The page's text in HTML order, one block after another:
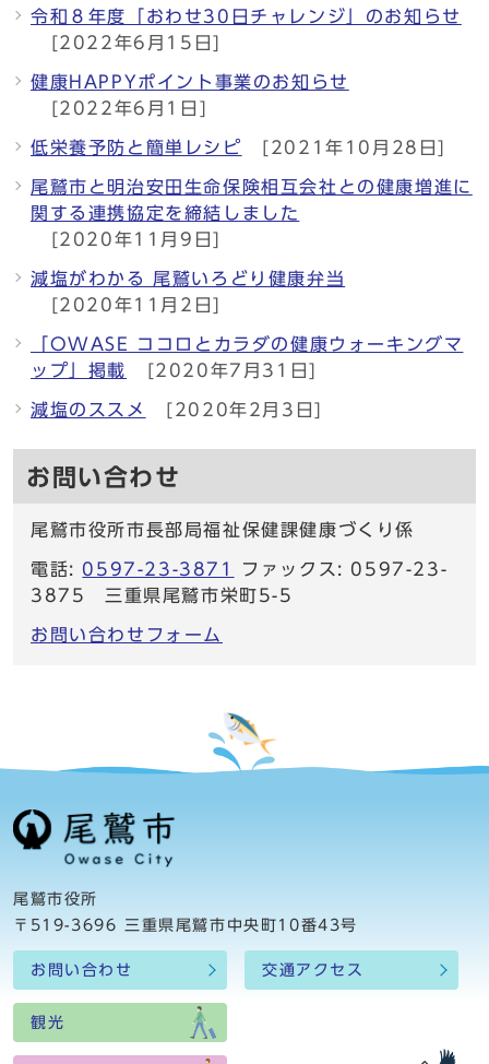
令和８年度「おわせ30日チャレンジ」のお知らせ
[2022年6月15日]
健康HAPPYポイント事業のお知らせ
[2022年6月1日]
低栄養予防と簡単レシピ [2021年10月28日]
尾鷲市と明治安田生命保険相互会社との健康増進に
関する連携協定を締結しました
[2020年11月9日]
減塩がわかる 尾鷲いろどり健康弁当
[2020年11月2日]
「OWASE ココロとカラダの健康ウォーキングマ
ップ」掲載
[2020年7月31日]
減塩のススメ [2020年2月3日]
お問い合わせ
尾鷲市役所市長部局福祉保健課健康づくり係
電話: 0597-23-3871
ファックス: 0597-23-
3875 三重県尾鷲市栄町5-5
お問い合わせフォーム
尾鷲市役所
〒519-3696 三重県尾鷲市中央町10番43号
お問い合わせ 交通アクセス
観光